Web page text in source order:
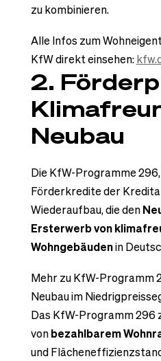
zu kombinieren.
Alle Infos zum
KfW direkt einsehen:
2.
Neubau
Die KfW-Programme
Förderkredite der
Wiederaufbau, die den
Ersterwerb von
Wohngebäudenin
Mehr zu KfW-Programm
Neubau im
Das KfW-Programm 296
vonbezahlbarem
und